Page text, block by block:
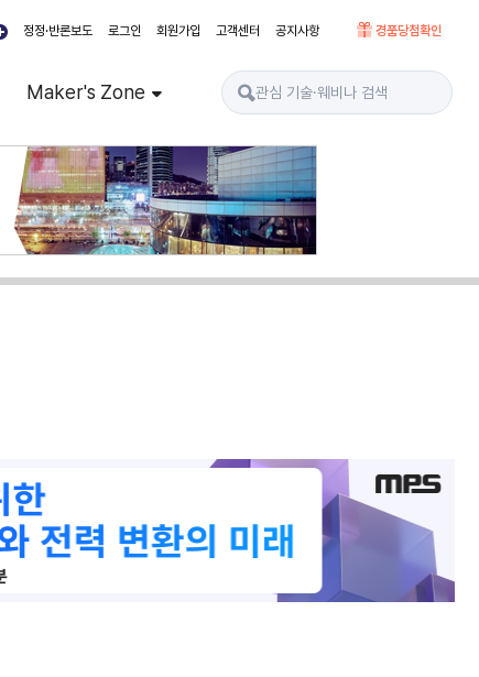
정정·반론보도 로그인 회원가입 고객센터 공지사항 경품당첨확인
Maker's Zone